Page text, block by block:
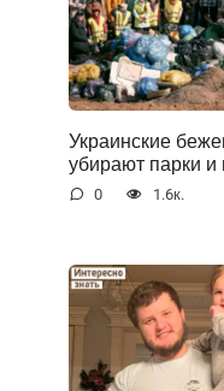
Украинские
убирают парки и
0 1.6к.